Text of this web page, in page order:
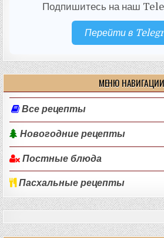
Подпишитесь на наш
Перейти в
МЕНЮ НАВИГАЦИИ
Все рецепты
Новогодние рецепты
Постные блюда
Пасхальные рецепты